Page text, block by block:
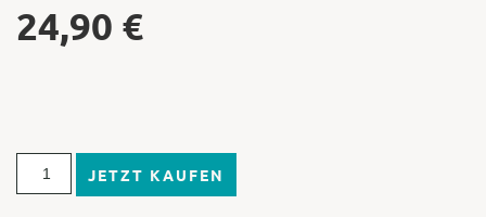
24,90 €
JETZT KAUFEN